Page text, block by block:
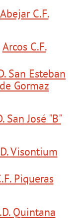
Abejar C.F.
Arcos C.F.
San Esteban
de Gormaz
San José "B"
Visontium
Piqueras
Quintana